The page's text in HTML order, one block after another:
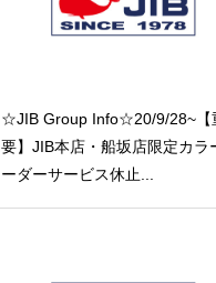
☆JIB Group Info☆20/9/28~【
要】JIB本店・船坂店限定カラ
ーダーサービス休止...